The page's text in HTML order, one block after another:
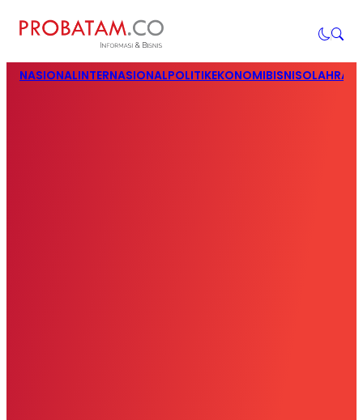
NASIONALINTERNASIONALPOLITIKEKONOMIBISNIS